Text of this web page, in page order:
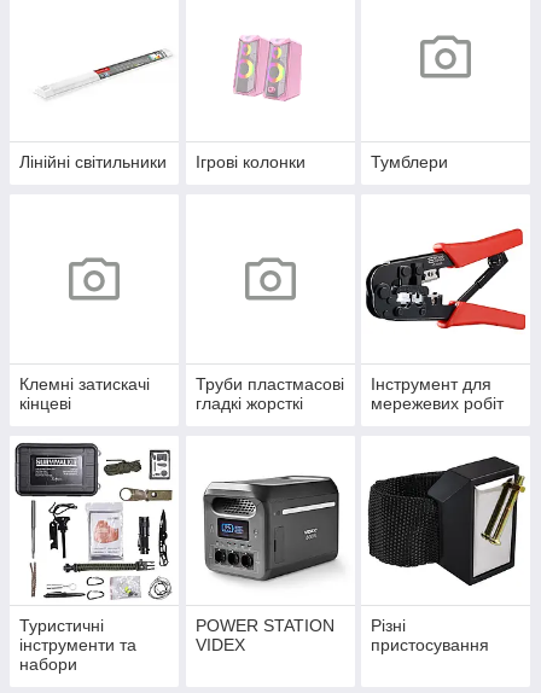
Лінійні світильники Ігрові колонки Тумблери
Клемні затискачі
кінцеві
Труби пластмасові
гладкі жорсткі
Інструмент для
мережевих робіт
Туристичні
інструменти та
набори
POWER STATION
VIDEX
Різні
пристосування